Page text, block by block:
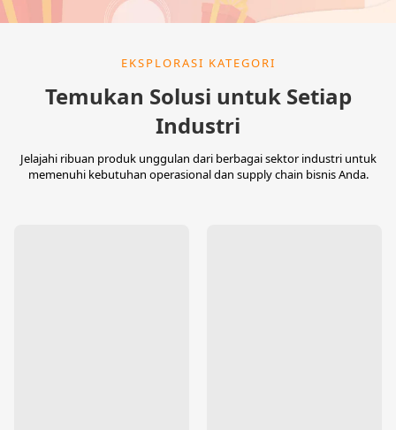
EKSPLORASI KATEGORI
Temukan Solusi untuk Setiap
Industri
Jelajahi ribuan produk unggulan dari berbagai sektor industri untuk
memenuhi kebutuhan operasional dan supply chain bisnis Anda.